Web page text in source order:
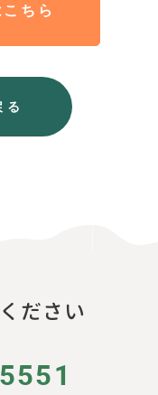
ちら
る
ださい